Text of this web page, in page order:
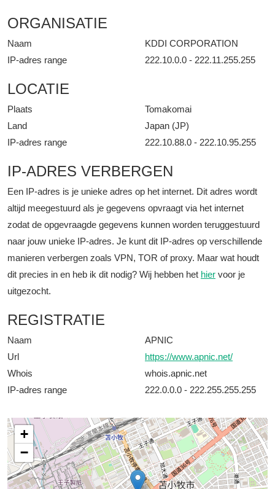
ORGANISATIE
Naam
KDDI CORPORATION
IP-adres range
222.10.0.0 - 222.11.255.255
LOCATIE
Plaats
Tomakomai
Land
Japan (JP)
IP-adres range
222.10.88.0 - 222.10.95.255
IP-ADRES VERBERGEN
Een IP-adres is je unieke adres op het internet. Dit adres wordt
altijd meegestuurd als je gegevens opvraagt via het internet
zodat de opgevraagde gegevens kunnen worden teruggestuurd
naar jouw unieke IP-adres. Je kunt dit IP-adres op verschillende
manieren verbergen zoals VPN, TOR of proxy. Maar wat houdt
dit precies in en heb ik dit nodig? Wij hebben het hier voor je
uitgezocht.
REGISTRATIE
Naam
APNIC
Url
https://www.apnic.net/
Whois
whois.apnic.net
IP-adres range
222.0.0.0 - 222.255.255.255
+
−